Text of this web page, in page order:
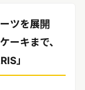
ツを展開
ーキまで、
」